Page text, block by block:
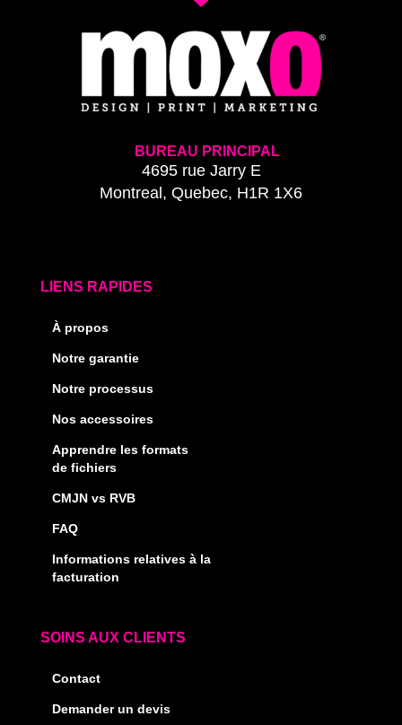
BUREAU PRINCIPAL
4695 rue Jarry E
Montreal, Quebec, H1R 1X6
LIENS RAPIDES
À propos
Notre garantie
Notre processus
Nos accessoires
Apprendre les formats
de fichiers
CMJN vs RVB
FAQ
Informations relatives à la
facturation
SOINS AUX CLIENTS
Contact
Demander un devis